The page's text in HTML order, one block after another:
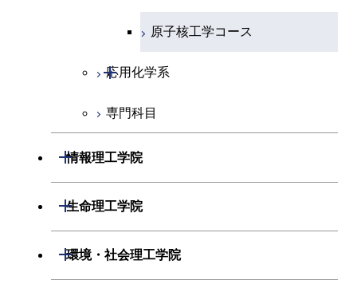
ース
原子核工学コース
コース
ライフエンジニアリングコ
コース
原子核工学コース
応用化学系
開閉
応用化学コース
原子核工学コース
専門科目
情報理工学院
開閉
数理・計算科学系
開閉
知能情報コース
情報工学コース
専門科目
生命理工学院
開閉
生命理工学系
開閉
環境・社会理工学院
開閉